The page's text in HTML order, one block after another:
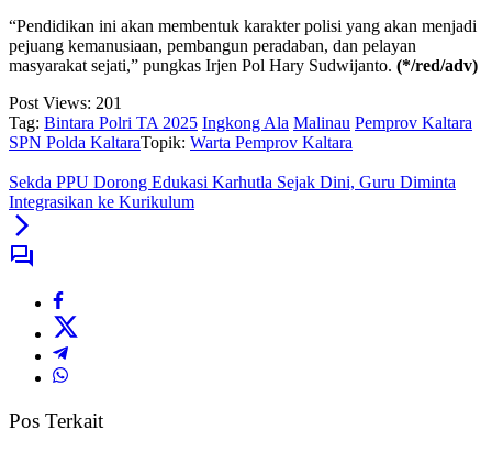
“Pendidikan ini akan membentuk karakter polisi yang akan menjadi
pejuang kemanusiaan, pembangun peradaban, dan pelayan
masyarakat sejati,” pungkas Irjen Pol Hary Sudwijanto. (*/red/adv)
Post Views: 201
Tag: Bintara Polri TA 2025 Ingkong Ala Malinau Pemprov Kaltara
SPN Polda KaltaraTopik: Warta Pemprov Kaltara
Sekda PPU Dorong Edukasi Karhutla Sejak Dini, Guru Diminta
Integrasikan ke Kurikulum
Pos Terkait